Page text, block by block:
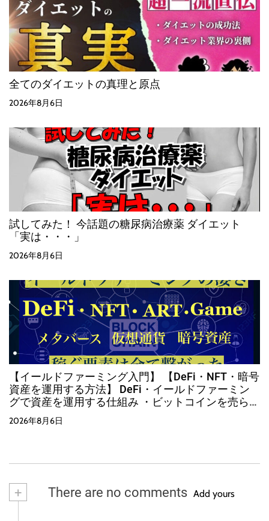
全てのダイエットの真理と原点
2026年8月6日
試してみた！ 今話題の糖尿病治療薬 ダイエット
「実は・・・」
2026年8月6日
【イールドファーミング入門】 【DeFi・NFT・暗号
資産を運用する方法】 DeFi・イールドファーミン
グで資産を運用する仕組み ・ビットコインを売らず
に運用する方法
2026年8月6日
+ There are no comments Add yours